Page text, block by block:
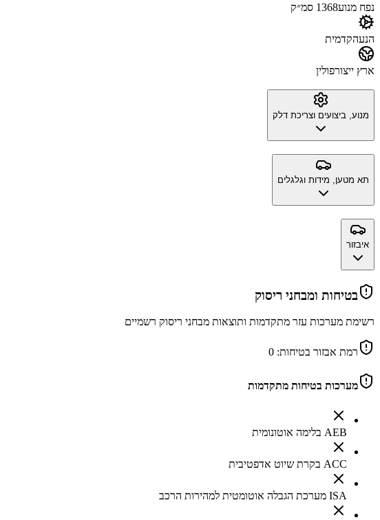
נפח מנוע1368 סמ״ק
הנעהקדמית
ארץ ייצורפולין
מנוע, ביצועים וצריכת דלק
תא מטען, מידות וגלגלים
איבזור
בטיחות ומבחני ריסוק
רשימת מערכות עזר מתקדמות ותוצאות מבחני ריסוק רשמיים
רמת אבזור בטיחות: 0
מערכות בטיחות מתקדמות
AEB בלימה אוטונומית
ACC בקרת שיוט אדפטיבית
ISA מערכת הגבלה אוטומטית למהירות הרכב